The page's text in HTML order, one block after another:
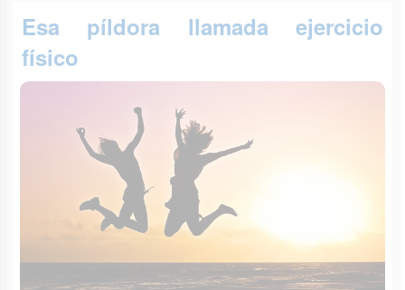
Esa píldora llamada ejercicio
físico